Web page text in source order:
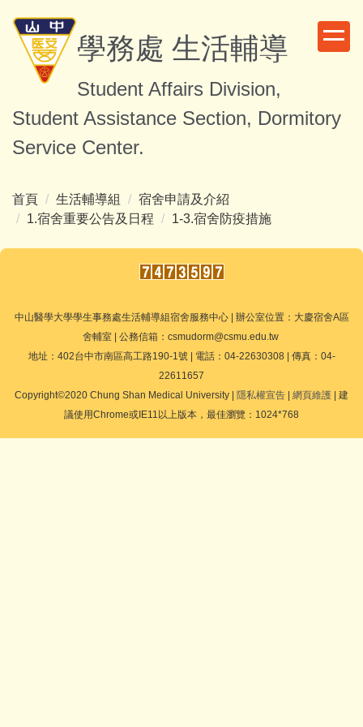
到
容
區
學務處 生活輔導
Student Affairs Division,
Student Assistance Section, Dormitory
Service Center.
首頁 生活輔導組
宿舍申請及介紹
1.宿舍重要公告及日程
1-3.宿舍防疫措施
中山醫學大學學生事務處生活輔導組宿舍服務中心 | 辦公室位置：大慶宿舍A區
舍輔室 | 公務信箱：csmudorm@csmu.edu.tw
地址：402台中市南區高工路190-1號 | 電話：04-22630308 | 傳真：04-
22611657
Copyright©2020 Chung Shan Medical University | 隱私權宣告 網頁維護 | 建
議使用Chrome或IE11以上版本，最佳瀏覽：1024*768